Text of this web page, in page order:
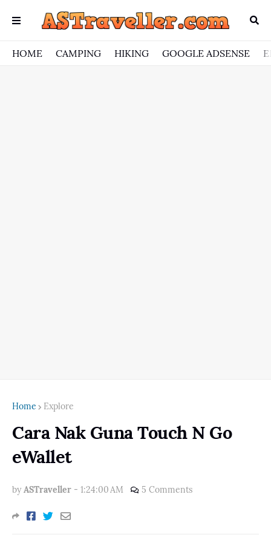
HOME CAMPING HIKING GOOGLE ADSENSE
Home Explore
Cara Nak Guna Touch N Go
eWallet
by ASTraveller - 1:24:00 AM 5 Comments